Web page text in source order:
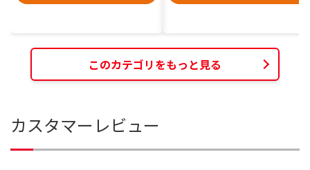
このカテゴリをもっと見る
カスタマーレビュー